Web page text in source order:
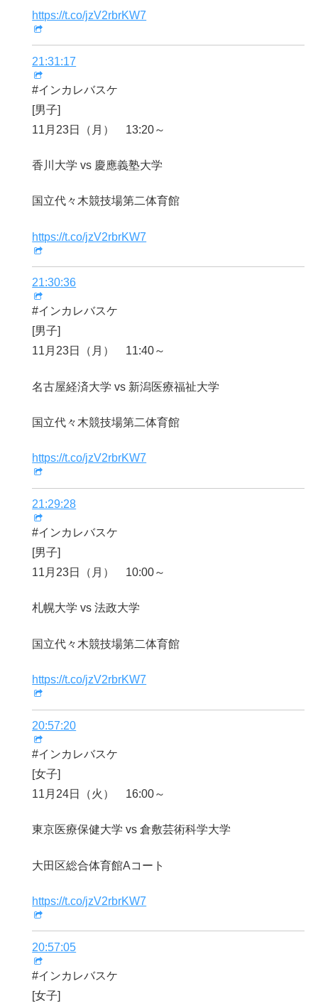
https://t.co/jzV2rbrKW7
21:31:17
#インカレバスケ
[男子]
11月23日（月） 13:20～
香川大学 vs 慶應義塾大学
国立代々木競技場第二体育館
https://t.co/jzV2rbrKW7
21:30:36
#インカレバスケ
[男子]
11月23日（月） 11:40～
名古屋経済大学 vs 新潟医療福祉大学
国立代々木競技場第二体育館
https://t.co/jzV2rbrKW7
21:29:28
#インカレバスケ
[男子]
11月23日（月） 10:00～
札幌大学 vs 法政大学
国立代々木競技場第二体育館
https://t.co/jzV2rbrKW7
20:57:20
#インカレバスケ
[女子]
11月24日（火） 16:00～
東京医療保健大学 vs 倉敷芸術科学大学
大田区総合体育館Aコート
https://t.co/jzV2rbrKW7
20:57:05
#インカレバスケ
[女子]